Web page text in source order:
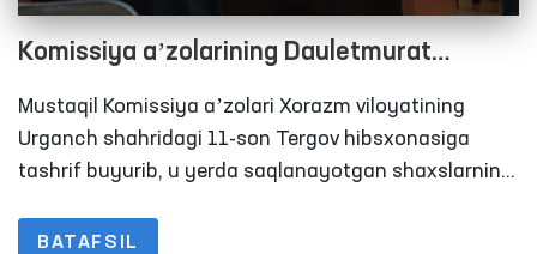
Komissiya aʼzolarining Dauletmurat
Tajimuratov bilan uchrashuvida nimalar
ochiqlandi?
Mustaqil Komissiya aʼzolari Xorazm viloyatining
Urganch shahridagi 11-son Tergov hibsxonasiga
tashrif buyurib, u yerda saqlanayotgan shaxslarning
hamda advokatlar va yaqin qarindoshlari bilan qisqa
BATAFSIL